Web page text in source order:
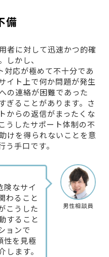
備
者に対して迅速かつ的確
しかし、
応が極めて不十分であ
イト上で何か問題が発生
の連絡が困難であった
ぎることがあります。さ
からの返信がまったくな
うしたサポート体制の不
けを得られないことを意
手口です。
男性相談員
険なサイ
わること
こうした
すること
ョンで
性を見極
します。